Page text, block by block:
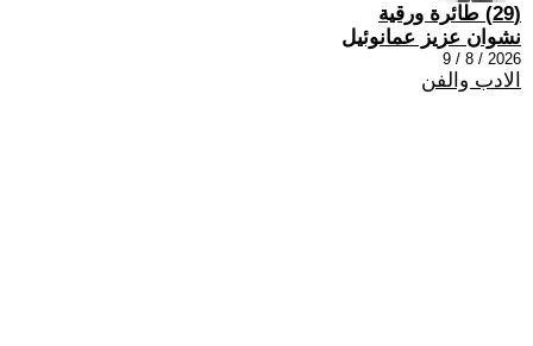
(29) طائرة ورقية
نشوان عزيز عمانوئيل
2026 / 8 / 9
الادب والفن